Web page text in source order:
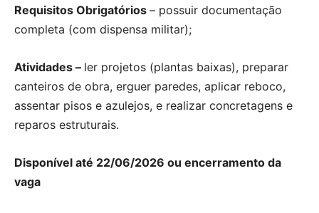
Requisitos Obrigatórios – possuir documentação
completa (com dispensa militar);
Atividades – ler projetos (plantas baixas), preparar
canteiros de obra, erguer paredes, aplicar reboco,
assentar pisos e azulejos, e realizar concretagens e
reparos estruturais.
Disponível até 22/06/2026 ou encerramento da
vaga